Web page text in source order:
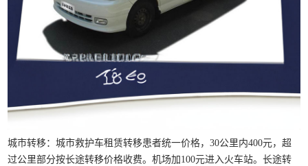
城市转移：城市救护车租赁转移患者统一价格，30公里内400元，超
过公里部分按长途转移价格收费。机场加100元进入火车站。长途转